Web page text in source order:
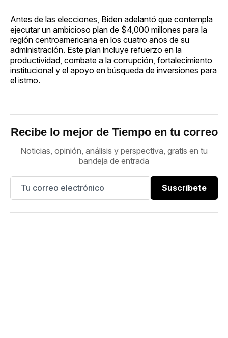
Antes de las elecciones, Biden adelantó que contempla
ejecutar un ambicioso plan de $4,000 millones para la
región centroamericana en los cuatro años de su
administración. Este plan incluye refuerzo en la
productividad, combate a la corrupción, fortalecimiento
institucional y el apoyo en búsqueda de inversiones para
el istmo.
Recibe lo mejor de Tiempo en tu correo
Noticias, opinión, análisis y perspectiva, gratis en tu
bandeja de entrada
Suscríbete